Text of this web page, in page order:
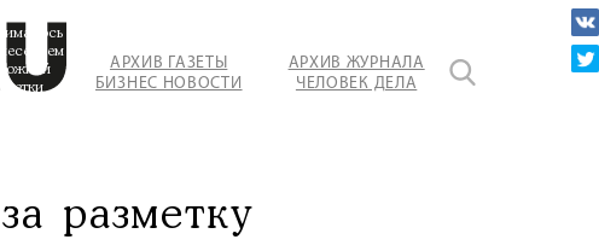
АРХИВ ГАЗЕТЫ
БИЗНЕС НОВОСТИ
АРХИВ ЖУРНАЛА
ЧЕЛОВЕК ДЕЛА
разметку